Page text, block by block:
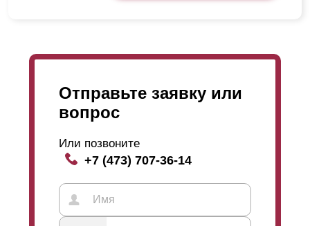
Отправьте заявку или
вопрос
Или позвоните
+7 (473) 707-36-14